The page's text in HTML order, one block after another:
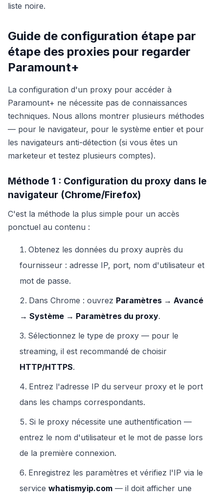
liste noire.
Guide de configuration étape par
étape des proxies pour regarder
Paramount+
La configuration d'un proxy pour accéder à
Paramount+ ne nécessite pas de connaissances
techniques. Nous allons montrer plusieurs méthodes
— pour le navigateur, pour le système entier et pour
les navigateurs anti-détection (si vous êtes un
marketeur et testez plusieurs comptes).
Méthode 1 : Configuration du proxy dans le
navigateur (Chrome/Firefox)
C'est la méthode la plus simple pour un accès
ponctuel au contenu :
Obtenez les données du proxy auprès du
fournisseur : adresse IP, port, nom d'utilisateur et
mot de passe.
Dans Chrome : ouvrez Paramètres → Avancé
→ Système → Paramètres du proxy.
Sélectionnez le type de proxy — pour le
streaming, il est recommandé de choisir
HTTP/HTTPS.
Entrez l'adresse IP du serveur proxy et le port
dans les champs correspondants.
Si le proxy nécessite une authentification —
entrez le nom d'utilisateur et le mot de passe lors
de la première connexion.
Enregistrez les paramètres et vérifiez l'IP via le
service whatismyip.com — il doit afficher une